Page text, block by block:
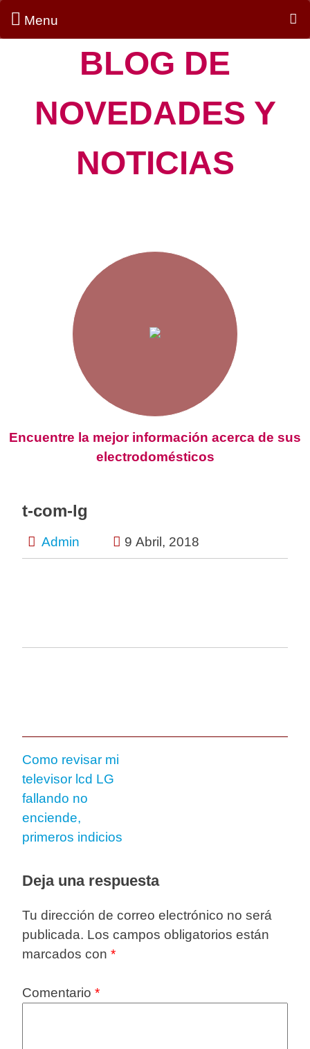
Menu
BLOG DE
NOVEDADES Y
NOTICIAS
Encuentre la mejor información acerca de sus
electrodomésticos
t-com-lg
Admin 9 Abril, 2018
Como revisar mi
televisor lcd LG
fallando no
enciende,
primeros indicios
Deja una respuesta
Tu dirección de correo electrónico no será
publicada. Los campos obligatorios están
marcados con *
Comentario *